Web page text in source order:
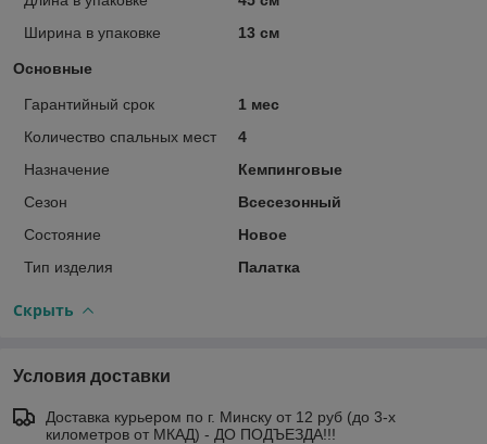
Ширина в упаковке
13 см
Основные
Гарантийный срок
1 мес
Количество спальных мест
4
Назначение
Кемпинговые
Сезон
Всесезонный
Состояние
Новое
Тип изделия
Палатка
Скрыть
Условия доставки
Доставка курьером по г. Минску от 12 руб (до 3-х
километров от МКАД) - ДО ПОДЪЕЗДА!!!